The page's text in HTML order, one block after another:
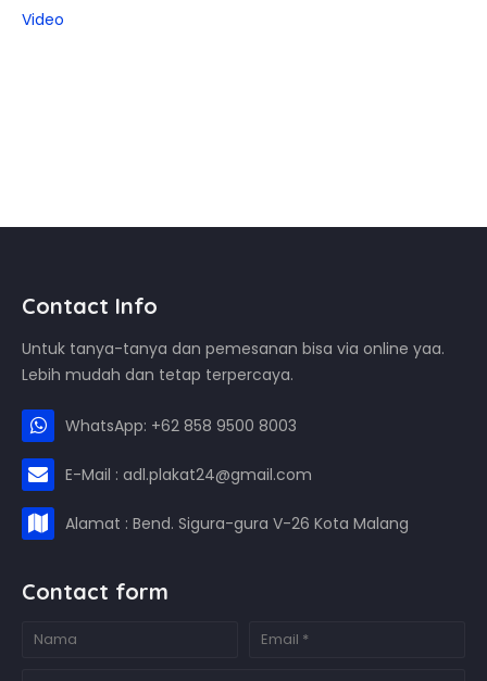
Video
Contact Info
Untuk tanya-tanya dan pemesanan bisa via online yaa.
Lebih mudah dan tetap terpercaya.
WhatsApp: +62 858 9500 8003
E-Mail : adl.plakat24@gmail.com
Alamat : Bend. Sigura-gura V-26 Kota Malang
Contact form